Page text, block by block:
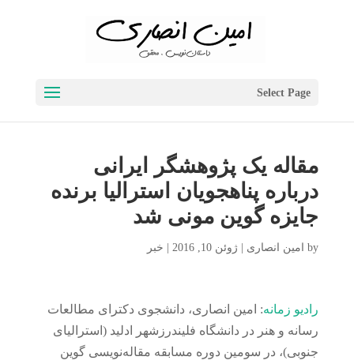
Select Page
مقاله یک پژوهشگر ایرانی
درباره پناهجویان استرالیا برنده
جایزه گوین مونی شد
by امین انصاری ژوئن 10, 2016 | خبر
رادیو زمانه: امین انصاری، دانشجوی دکترای مطالعات
رسانه و هنر در دانشگاه فلیندرزشهر ادلید (استرالیای
جنوبی)، در سومین دوره مسابقه مقاله‌نویسی گوین